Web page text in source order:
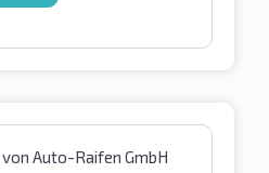
von Auto-Raifen GmbH